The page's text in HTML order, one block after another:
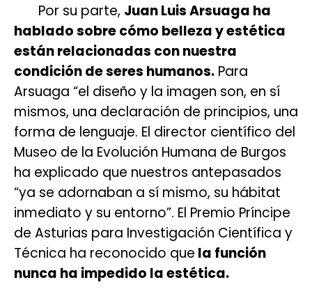
Por su parte, Juan Luis Arsuaga ha
hablado sobre cómo belleza y estética
están relacionadas con nuestra
condición de seres humanos. Para
Arsuaga “el diseño y la imagen son, en sí
mismos, una declaración de principios, una
forma de lenguaje. El director científico del
Museo de la Evolución Humana de Burgos
ha explicado que nuestros antepasados
“ya se adornaban a sí mismo, su hábitat
inmediato y su entorno”. El Premio Príncipe
de Asturias para Investigación Científica y
Técnica ha reconocido que la función
nunca ha impedido la estética.